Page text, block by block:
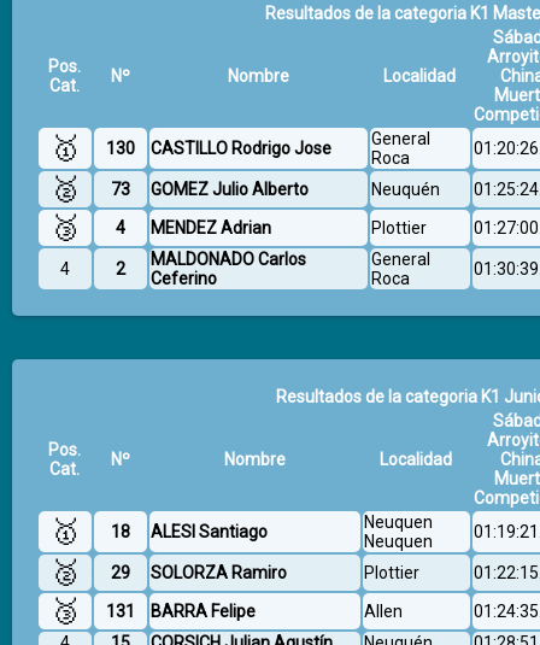
Resultados de la categoria K1
Pos.
Cat.
Nº Nombre Localidad
🥇 130 CASTILLO Rodrigo Jose
General
Roca
🥈 73 GOMEZ Julio Alberto Neuquén
🥉 4 MENDEZ Adrian Plottier
4 2
MALDONADO Carlos
Ceferino
General
Roca
Resultados de la categoria K1
Pos.
Cat.
Nº Nombre Localidad
🥇 18 ALESI Santiago
Neuquen
Neuquen
🥈 29 SOLORZA Ramiro Plottier
🥉 131 BARRA Felipe Allen